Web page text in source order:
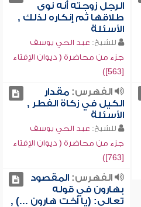
الرجل زوجته أنه نوى
طلاقها ثم إنكاره لذلك ,
الأسئلة
للشيخ: عبد الحي يوسف
جزء من محاضرة ( ديوان الإفتاء
[563])
الفهرس:مقدار
الكيل في زكاة الفطر ,
الأسئلة
للشيخ: عبد الحي يوسف
جزء من محاضرة ( ديوان الإفتاء
[763])
الفهرس:المقصود
بهارون في قوله
تعالى: (يا أخت هارون ...) ,